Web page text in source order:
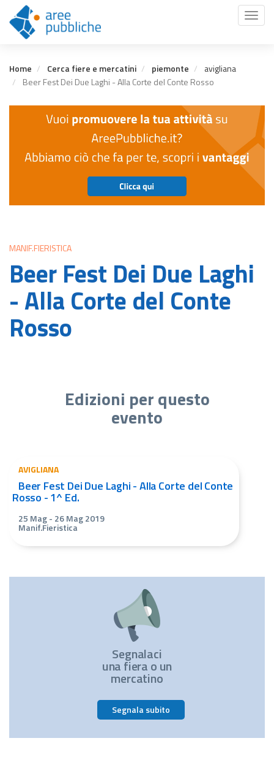
contenuto
principale
Toggle
Home Cerca fiere e mercatini piemonte
avigliana
Beer Fest Dei Due Laghi - Alla Corte del Conte Rosso
MANIF.FIERISTICA
Beer Fest Dei Due Laghi
- Alla Corte del Conte
Rosso
Edizioni per questo
evento
AVIGLIANA
Beer Fest Dei Due Laghi - Alla Corte del Conte
Rosso - 1^ Ed.
25 Mag- 26 Mag 2019
Manif.Fieristica
Segnalaci
una fiera o un
mercatino
Segnala subito